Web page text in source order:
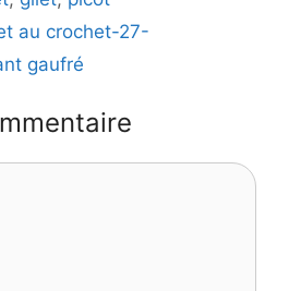
d
e
au crochet-27-
gaufré